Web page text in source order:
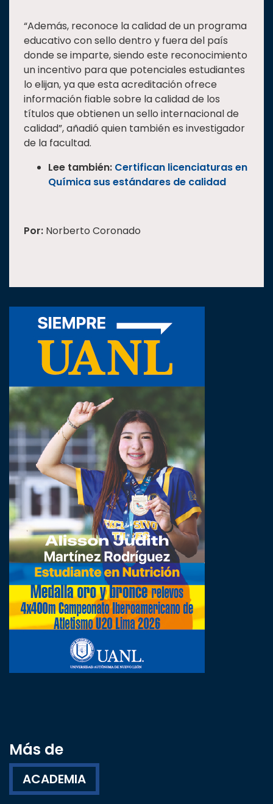
“Además, reconoce la calidad de un programa
educativo con sello dentro y fuera del país
donde se imparte, siendo este reconocimiento
un incentivo para que potenciales estudiantes
lo elijan, ya que esta acreditación ofrece
información fiable sobre la calidad de los
títulos que obtienen un sello internacional de
calidad”, añadió quien también es investigador
de la facultad.
Lee también: Certifican licenciaturas en
Química sus estándares de calidad
Por: Norberto Coronado
Más de
ACADEMIA